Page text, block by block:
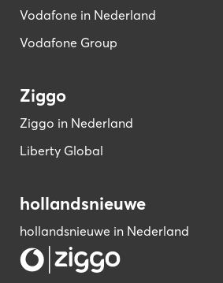
Vodafone in Nederland
Vodafone Group
Ziggo
Ziggo in Nederland
Liberty Global
hollandsnieuwe
hollandsnieuwe in Nederland